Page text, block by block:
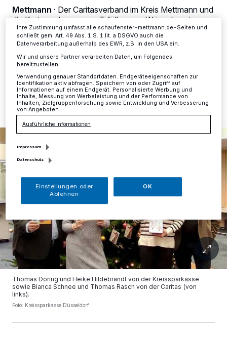
Mettmann · Der Caritasverband im Kreis Mettmann und
die Kreissparkasse zum Erfüllen von Wünschen im
Wert von bis zu 20 Euro in die Kundenhalle am
Jubiläumsplatz ein.
02.12.2022 , 11:38 Uhr Eine Minute Lesezeit
Thomas Döring und Heike Hildebrandt von der Kreissparkasse
sowie Bianca Schnee und Thomas Rasch von der Caritas (von
links).
Foto: Kreissparkasse Düsseldorf
Ihre Einstellungen gelten innerhalb unseres Website. Weitere
Informationen finden Sie in unserer Datenschutzerklärung.
Ihre Zustimmung umfasst alle schaufenster-mettmann.de-Seiten und
schließt gem. Art. 49 Abs. 1 S. 1 lit. a DSGVO auch die
Datenverarbeitung außerhalb des EWR, z.B. in den USA ein.
Wir und unsere Partner verarbeiten Daten, um Folgendes
bereitzustellen:
Verwendung genauer Standortdaten. Endgeräteeigenschaften zur
Identifikation aktiv abfragen. Speichern von oder Zugriff auf
Informationen auf einem Endgerät. Personalisierte Werbung und
Inhalte, Messung von Werbeleistung und der Performance von
Inhalten, Zielgruppenforschung sowie Entwicklung und Verbesserung
von Angeboten.
Ausführliche Informationen
Impressum
Datenschutz
Einstellungen oder
Ablehnen
OK